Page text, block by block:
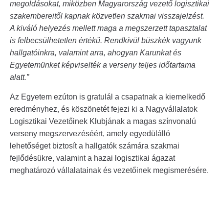
megoldásokat, miközben Magyarország vezető logisztikai
szakembereitől kapnak közvetlen szakmai visszajelzést.
A kiváló helyezés mellett maga a megszerzett tapasztalat
is felbecsülhetetlen értékű. Rendkívül büszkék vagyunk
hallgatóinkra, valamint arra, ahogyan Karunkat és
Egyetemünket képviselték a verseny teljes időtartama
alatt.”
Az Egyetem ezúton is gratulál a csapatnak a kiemelkedő
eredményhez, és köszönetét fejezi ki a Nagyvállalatok
Logisztikai Vezetőinek Klubjának a magas színvonalú
verseny megszervezéséért, amely egyedülálló
lehetőséget biztosít a hallgatók számára szakmai
fejlődésükre, valamint a hazai logisztikai ágazat
meghatározó vállalatainak és vezetőinek megismerésére.